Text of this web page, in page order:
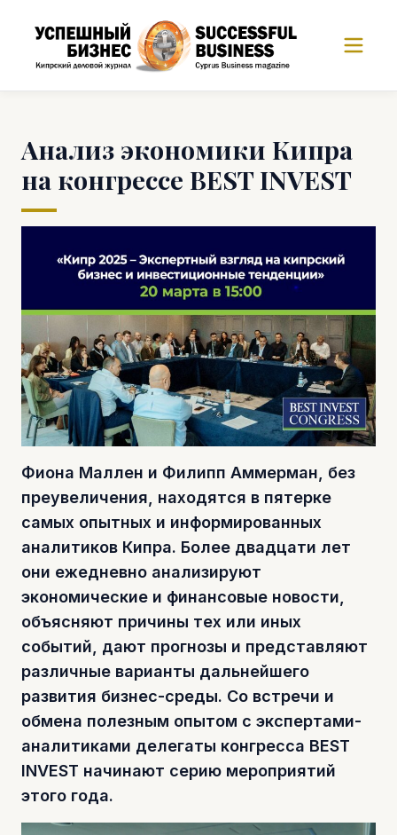
Анализ экономики Кипра
на конгрессе BEST INVEST
Фиона Маллен и Филипп Аммерман, без
преувеличения, находятся в пятерке
самых опытных и информированных
аналитиков Кипра. Более двадцати лет
они ежедневно анализируют
экономические и финансовые новости,
объясняют причины тех или иных
событий, дают прогнозы и представляют
различные варианты дальнейшего
развития бизнес-среды. Со встречи и
обмена полезным опытом с экспертами-
аналитиками делегаты конгресса BEST
INVEST начинают серию мероприятий
этого года.